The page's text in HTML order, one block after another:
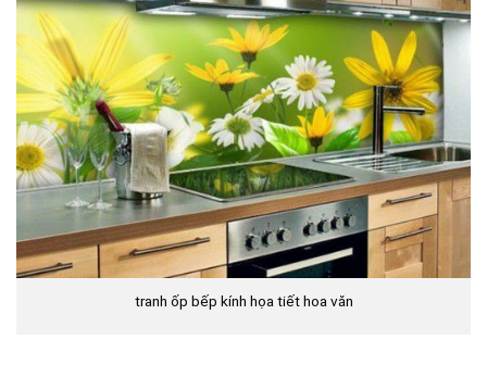
tranh ốp bếp kính họa tiết hoa văn